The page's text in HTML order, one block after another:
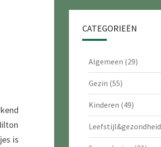
is
CATEGORIEËN
Algemeen (29)
Gezin (55)
Kinderen (49)
Leefstijl&gezondheid